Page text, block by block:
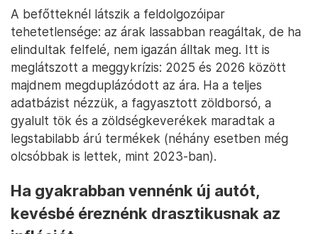
A befőtteknél látszik a feldolgozóipar
tehetetlensége: az árak lassabban reagáltak, de ha
elindultak felfelé, nem igazán álltak meg. Itt is
meglátszott a meggykrízis: 2025 és 2026 között
majdnem megduplázódott az ára. Ha a teljes
adatbázist nézzük, a fagyasztott zöldborsó, a
gyalult tök és a zöldségkeverékek maradtak a
legstabilabb árú termékek (néhány esetben még
olcsóbbak is lettek, mint 2023-ban).
Ha gyakrabban vennénk új autót,
kevésbé éreznénk drasztikusnak az